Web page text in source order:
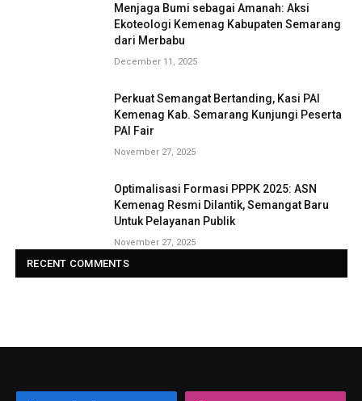
Menjaga Bumi sebagai Amanah: Aksi
Ekoteologi Kemenag Kabupaten Semarang
dari Merbabu
December 11, 2025
Perkuat Semangat Bertanding, Kasi PAI
Kemenag Kab. Semarang Kunjungi Peserta
PAI Fair
November 27, 2025
Optimalisasi Formasi PPPK 2025: ASN
Kemenag Resmi Dilantik, Semangat Baru
Untuk Pelayanan Publik
November 27, 2025
RECENT COMMENTS